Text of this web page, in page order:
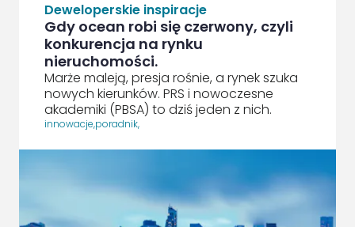
Deweloperskie inspiracje
Gdy ocean robi się czerwony, czyli
konkurencja na rynku
nieruchomości.
Marże maleją, presja rośnie, a rynek szuka
nowych kierunków. PRS i nowoczesne
akademiki (PBSA) to dziś jeden z nich.
innowacje,poradnik,